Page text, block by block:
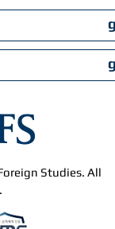
Studies. All